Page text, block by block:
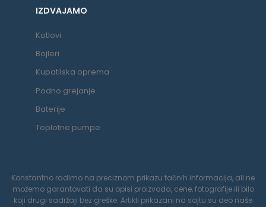
IZDVAJAMO
Kotlovi
Bojleri
Kupatilska oprema
Podno grejanje
Baterije
Toplotne pumpe
Konstantno radimo na preciznom prikazu tačnih informacija, ali ne
možemo garantovati da su opisi proizvoda, cene, fotografije ili bilo
koji drugi sadržaji bez greške. Artikli prikazani na sajtu su deo naše